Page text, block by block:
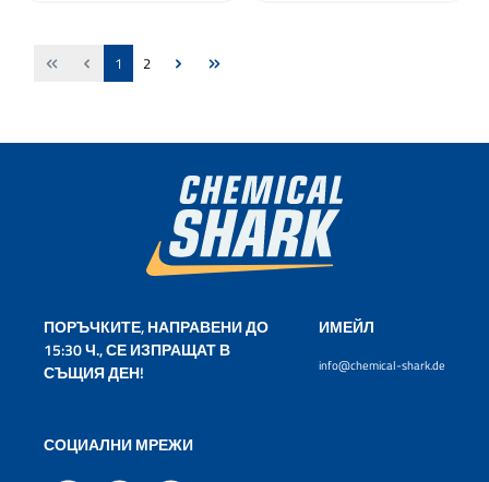
Страница
1 Страница
2
ПОРЪЧКИТЕ, НАПРАВЕНИ ДО
15:30 Ч., СЕ ИЗПРАЩАТ В
СЪЩИЯ ДЕН!
ИМЕЙЛ
info@chemical-shark.de
СОЦИАЛНИ МРЕЖИ